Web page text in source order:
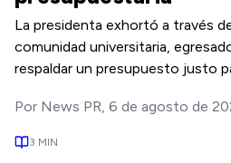
La presidenta exhortó a través
comunidad universitaria,
respaldar un presupuesto justo
Por News PR, 6 de agosto de
3 MIN